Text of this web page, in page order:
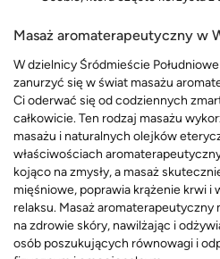
Masaż aromaterapeutyczny w
W dzielnicy Śródmieście
zanurzyć się w świat masażu
Ci oderwać się od codziennych
całkowicie. Ten rodzaj masażu
masażu i naturalnych olejków
właściwościach
kojąco na zmysły, a masaż
mięśniowe, poprawia krążenie krwi i
relaksu. Masaż
na zdrowie skóry, nawilżając i
osób poszukujących równowagi i